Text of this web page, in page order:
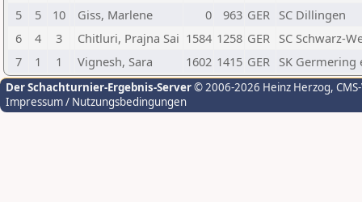
5
5 10 Giss, Marlene 0 963 GER SC Dillingen
6
4 3 Chitluri, Prajna Sai 1584 1258 GER SC Schwarz-
7
1 1 Vignesh, Sara 1602 1415 GER SK Germering
Der Schachturnier-Ergebnis-Server© 2006-2026 Heinz Herzog,
Impressum / Nutzungsbedingungen